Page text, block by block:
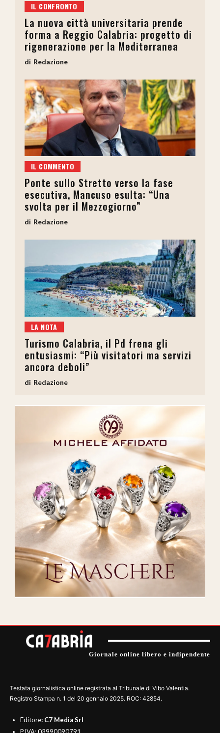
IL CONFRONTO
La nuova città universitaria prende
forma a Reggio Calabria: progetto di
rigenerazione per la Mediterranea
Redazione
IL COMMENTO
Ponte sullo Stretto verso la fase
esecutiva, Mancuso esulta: “Una
svolta per il Mezzogiorno”
Redazione
LA NOTA
Turismo Calabria, il Pd frena gli
entusiasmi: “Più visitatori ma servizi
ancora deboli”
Redazione
Giornale online libero e indipendente
Testata giornalistica online registrata al Tribunale di Vibo Valentia.
Registro Stampa n. 1 del 20 gennaio 2025. ROC: 42854.
Editore: C7 Media Srl
P.IVA: 03990090791